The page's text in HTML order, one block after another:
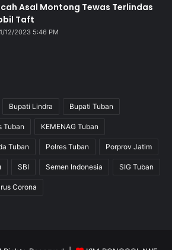
Asal Montong Tewas Terlindas
Taft
12/2023 5:46 PM
Bupati Lindra Bupati Tuban
Tuban KEMENAG Tuban
Tuban Polres Tuban Porprov Jatim
SBI Semen Indonesia SIG Tuban
Corona